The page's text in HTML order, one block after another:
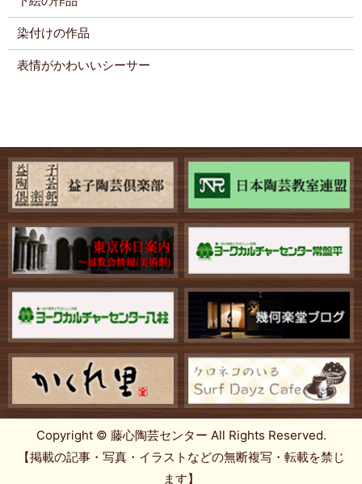
染付けの作品
表情がかわいいシーサー
Copyright © 藤心陶芸センター All Rights Reserved.
【掲載の記事・写真・イラストなどの無断複写・転載を禁じ
ます】